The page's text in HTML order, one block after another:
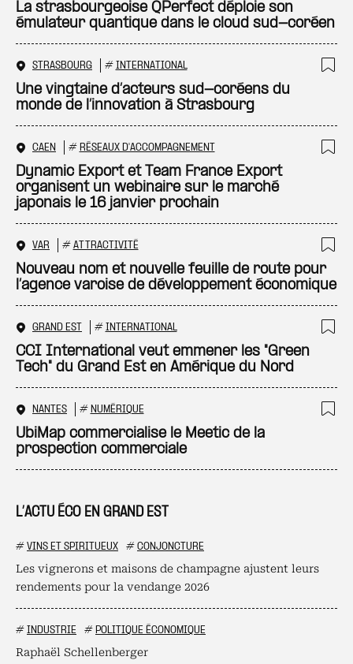
L’ACTU ÉCO EN GRAND EST
# VINS ET SPIRITUEUX # CONJONCTURE
Les vignerons et maisons de champagne ajustent leurs
rendements pour la vendange 2026
# INDUSTRIE # POLITIQUE ÉCONOMIQUE
Raphaël Schellenberger
La strasbourgeoise QPerfect déploie son
émulateur quantique dans le cloud sud-coréen
STRASBOURG # INTERNATIONAL
Une vingtaine d’acteurs sud-coréens du
monde de l’innovation à Strasbourg
CAEN # RÉSEAUX D'ACCOMPAGNEMENT
Dynamic Export et Team France Export
organisent un webinaire sur le marché
japonais le 16 janvier prochain
VAR # ATTRACTIVITÉ
Nouveau nom et nouvelle feuille de route pour
l’agence varoise de développement économique
GRAND EST # INTERNATIONAL
CCI International veut emmener les "Green
Tech" du Grand Est en Amérique du Nord
NANTES # NUMÉRIQUE
UbiMap commercialise le Meetic de la
prospection commerciale